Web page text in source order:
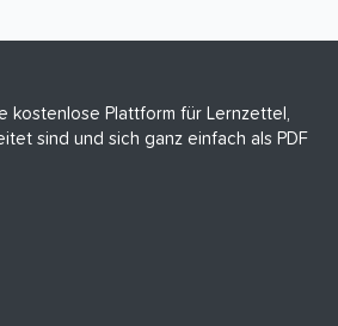
kostenlose Plattform für Lernzettel,
sind und sich ganz einfach als PDF